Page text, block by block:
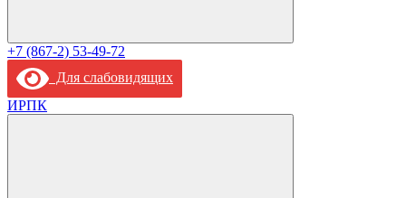
+7 (867-2) 53-49-72
Для слабовидящих
ИРПК